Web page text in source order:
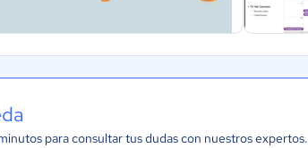
para consultar tus dudas con nuestros expertos.